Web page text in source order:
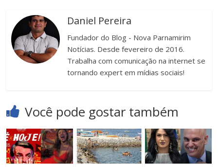
Daniel Pereira
Fundador do Blog - Nova Parnamirim
Notícias. Desde fevereiro de 2016.
Trabalha com comunicação na internet se
tornando expert em mídias sociais!
Você pode gostar também